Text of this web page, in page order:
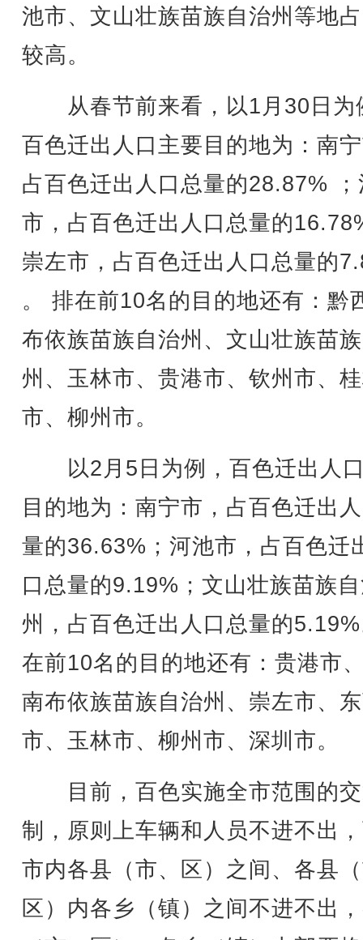
池市、文山壮族苗族自治州等地
较高。
从春节前来看，以1月30日为
百色迁出人口主要目的地为：南
占百色迁出人口总量的28.87%
市，占百色迁出人口总量的
崇左市，占百色迁出人口总量的
。 排在前10名的目的地还有：黔
布依族苗族自治州、文山壮族苗
州、玉林市、贵港市、钦州市、
市、柳州市。
以2月5日为例，百色迁出人
目的地为：南宁市，占百色迁出
量的36.63%；河池市，占百色迁
口总量的9.19%；文山壮族苗族
州，占百色迁出人口总量的
在前10名的目的地还有：贵港市
南布依族苗族自治州、崇左市、
市、玉林市、柳州市、深圳市。
目前，百色实施全市范围的
制，原则上车辆和人员不进不出
市内各县（市、区）之间、各县
区）内各乡（镇）之间不进不出